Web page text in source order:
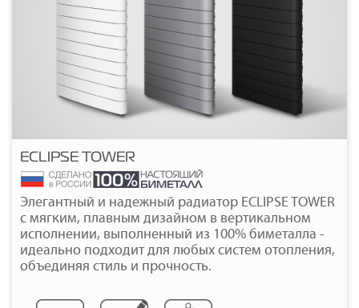
Подробнее
ECLIPSE TOWER
Элегантный и надежный радиатор ECLIPSE TOWER
с мягким, плавным дизайном в вертикальном
исполнении, выполненный из 100% биметалла -
идеально подходит для любых систем отопления,
объединяя стиль и прочность.